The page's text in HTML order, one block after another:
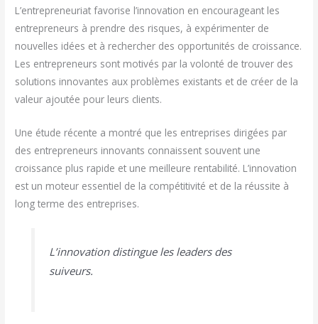
L’entrepreneuriat favorise l’innovation en encourageant les
entrepreneurs à prendre des risques, à expérimenter de
nouvelles idées et à rechercher des opportunités de croissance.
Les entrepreneurs sont motivés par la volonté de trouver des
solutions innovantes aux problèmes existants et de créer de la
valeur ajoutée pour leurs clients.
Une étude récente a montré que les entreprises dirigées par
des entrepreneurs innovants connaissent souvent une
croissance plus rapide et une meilleure rentabilité. L’innovation
est un moteur essentiel de la compétitivité et de la réussite à
long terme des entreprises.
L’innovation distingue les leaders des
suiveurs.